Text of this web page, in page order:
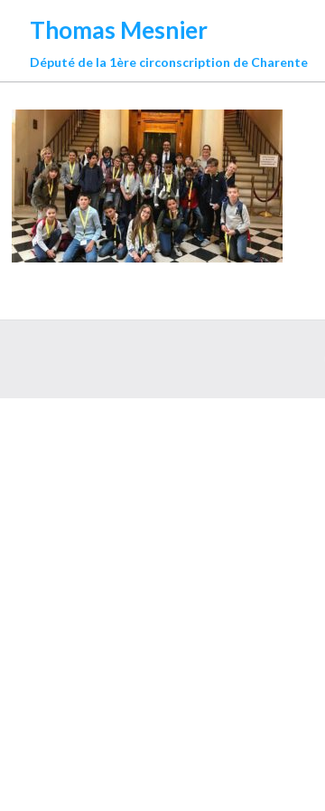
Thomas Mesnier
Député de la 1ère circonscription de Charente